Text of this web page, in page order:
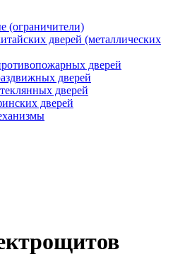
(ограничители)
дверей (металлических
дверей
дверей
дверей
дверей